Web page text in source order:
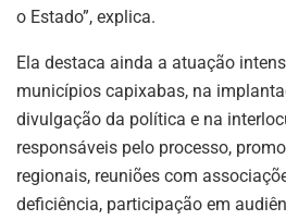
o Estado”, explica.
Ela destaca ainda a atuação
municípios capixabas, na
divulgação da política e na
responsáveis pelo processo,
regionais, reuniões com
deficiência, participação em